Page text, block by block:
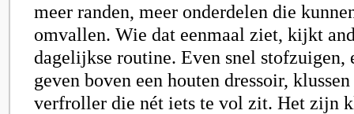
meer randen, meer onderdelen die
omvallen. Wie dat eenmaal ziet, kijkt
dagelijkse routine. Even snel stofzuigen,
geven boven een houten dressoir,
verfroller die nét iets te vol zit. Het zijn